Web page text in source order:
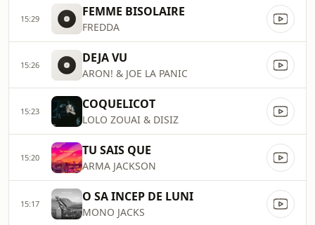
15:29 FEMME BISOLAIRE
FREDDA
15:26 DEJA VU
ARON! & JOE LA PANIC
15:23 COQUELICOT
LOLO ZOUAI & DISIZ
15:20 TU SAIS QUE
ARMA JACKSON
15:17 O SA INCEP DE LUNI
MONO JACKS